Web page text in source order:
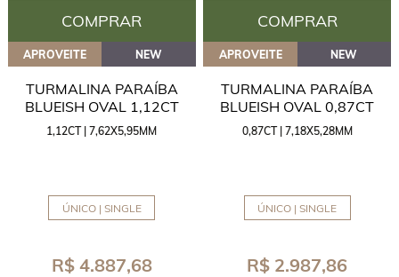
COMPRAR COMPRAR
APROVEITE NEW
TURMALINA PARAÍBA
BLUEISH OVAL 1,12CT
1,12CT | 7,62X5,95MM
ÚNICO | SINGLE
R$ 4.887,68
APROVEITE NEW
TURMALINA PARAÍBA
BLUEISH OVAL 0,87CT
0,87CT | 7,18X5,28MM
ÚNICO | SINGLE
R$ 2.987,86